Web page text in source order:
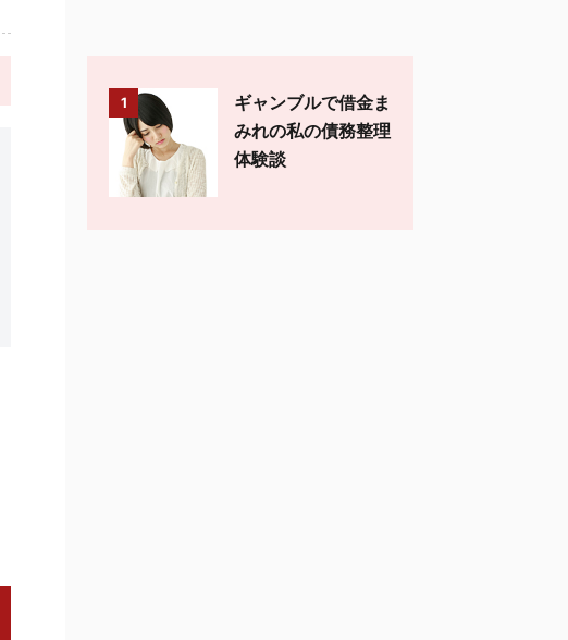
1
ギャンブルで借金ま
みれの私の債務整理
体験談